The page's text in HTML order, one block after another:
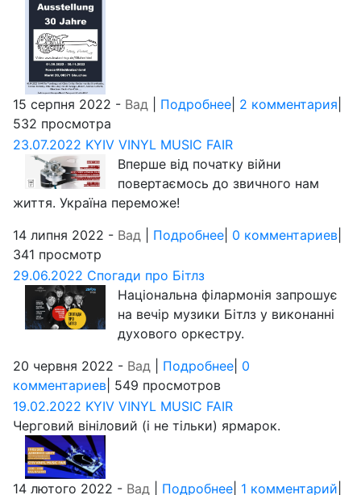
15 серпня 2022 - Вад Подробнее 2 комментария
532 просмотра
23.07.2022 KYIV VINYL MUSIC FAIR
Вперше від початку війни
повертаємось до звичного нам
життя. Україна переможе!
14 липня 2022 - Вад Подробнее 0 комментариев
341 просмотр
29.06.2022 Спогади про Бітлз
Національна філармонія запрошує
на вечір музики Бітлз у виконанні
духового оркестру.
20 червня 2022 - Вад Подробнее 0
комментариев | 549 просмотров
19.02.2022 KYIV VINYL MUSIC FAIR
Черговий вініловий (і не тільки) ярмарок.
14 лютого 2022 - Вад Подробнее 1 комментарий